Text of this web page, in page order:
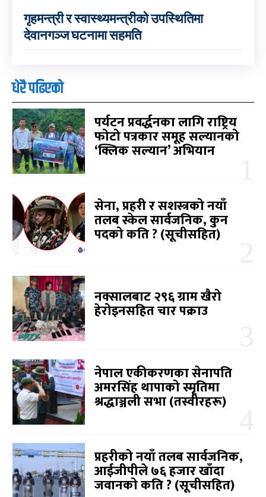
गृहमन्त्री र स्वास्थ्यमन्त्रीको उपस्थितिमा
देवानगञ्ज घटनामा सहमति
धेरै पढिएको
पर्यटन प्रवर्द्धनका लागि राष्ट्रिय
फोटो पत्रकार समूह सल्यानको
‘क्लिक सल्यान’ अभियान
सेना, प्रहरी र सशस्त्रको नयाँ
तलब स्केल सार्वजनिक, कुन
पदको कति ? (सूचीसहित)
नक्सालबाट २९६ ग्राम खैरो
हेरोइनसहित चार पक्राउ
नेपाल एकीकरणका सेनापति
अमरसिंह थापाको स्मृतिमा
श्रद्धाञ्जली सभा (तस्वीरहरू)
प्रहरीको नयाँ तलब सार्वजनिक,
आईजीपीले ७६ हजार खाँदा
जवानको कति ? (सूचीसहित)